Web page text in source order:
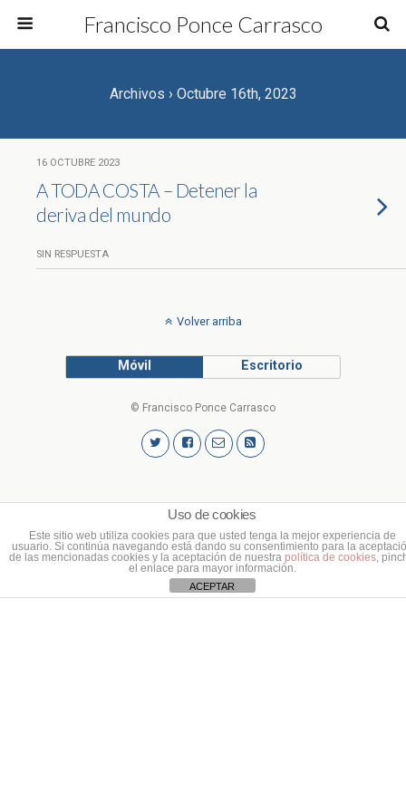
Francisco Ponce Carrasco
Archivos › Octubre 16th, 2023
16 OCTUBRE 2023
A TODA COSTA – Detener la
deriva del mundo
SIN RESPUESTA
Volver arriba
Móvil Escritorio
© Francisco Ponce Carrasco
Uso de cookies
Este sitio web utiliza cookies para que usted tenga la mejor experiencia de
usuario. Si continúa navegando está dando su consentimiento para la
de las mencionadas cookies y la aceptación de nuestra política de cookies,
el enlace para mayor información.
ACEPTAR